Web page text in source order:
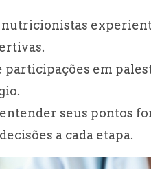
participações em
entender seus pontos
a cada etapa.